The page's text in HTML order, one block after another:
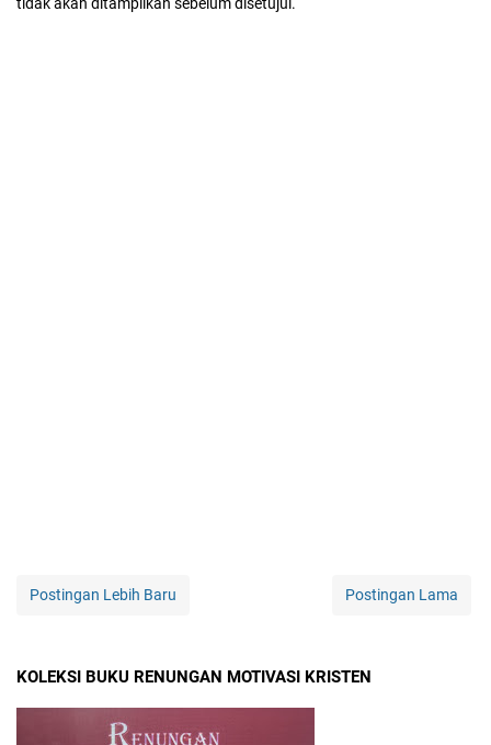
Postingan Lebih Baru Postingan Lama
KOLEKSI BUKU RENUNGAN MOTIVASI KRISTEN